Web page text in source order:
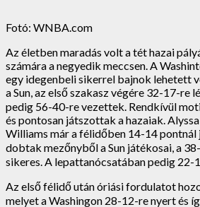
Fotó: WNBA.com
Az életben maradás volt a tét hazai
számára a negyedik meccsen. A
egy idegenbeli sikerrel bajnok lehetett
a Sun, az első szakasz végére 32-17-re
pedig 56-40-re vezettek. Rendkívül
és pontosan játszottak a hazaiak.
Williams már a félidőben 14-14 pontnál
dobtak mezőnyből a Sun játékosai, a
sikeres. A lepattanócsatában pedig 22-
Az első félidő után óriási fordulatot
melyet a Washingon 28-12-re nyert és